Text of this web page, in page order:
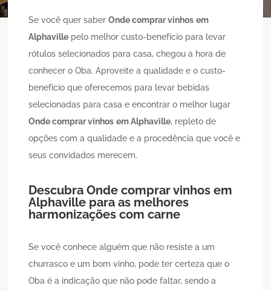
Se você quer saberOnde comprar vinhos em
Alphaville pelo melhor custo-benefício para levar
rótulos selecionados para casa, chegou a hora de
conhecer o Oba. Aproveite a qualidade e o custo-
benefício que oferecemos para levar bebidas
selecionadas para casa e encontrar o melhor lugar
Onde comprar vinhos em Alphaville, repleto de
opções com a qualidade e a procedência que você e
seus convidados merecem.
DescubraOnde comprar vinhos em
Alphaville para as melhores
harmonizações com carne
Se você conhece alguém que não resiste a um
churrasco e um bom vinho, pode ter certeza que o
Oba é a indicação que não pode faltar, sendo a